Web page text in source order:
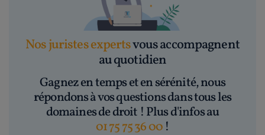
Nos juristes expertsvous accompagnent
au quotidien
Gagnez en temps et en sérénité, nous
répondons à vos questions dans tous les
domaines de droit ! Plus d'infos au
01 75 75 36 00 !